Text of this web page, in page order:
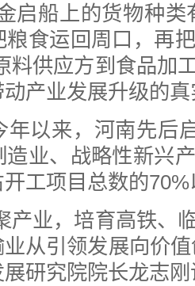
启船上的货物种类
食运回周口，再
料供应方到食品加
产业发展升级的
来，河南先后启
业、战略性新兴
工项目总数的
业，培育高铁、
从引领发展向价
研究院院长龙志